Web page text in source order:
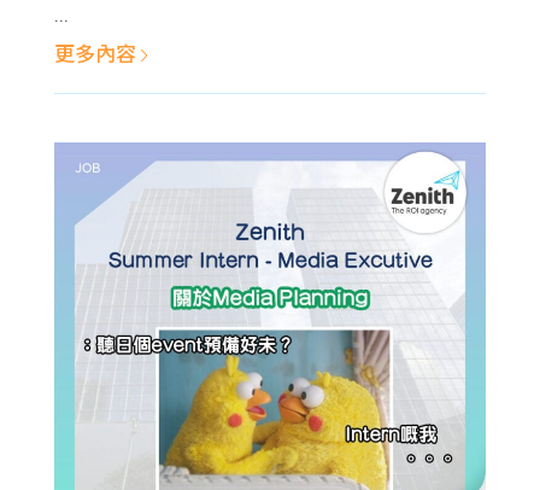
...
更多內容